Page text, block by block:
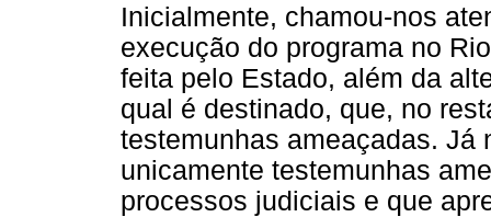
Inicialmente, chamou-nos
execução do programa no
feita pelo Estado, além da
qual é destinado, que, no
testemunhas ameaçadas. Já
unicamente testemunhas
processos judiciais e que